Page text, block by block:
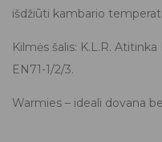
išdžiūti kambario
Kilmės šalis: K.L.R.
EN71-1/2/3.
Warmies – ideali dovana